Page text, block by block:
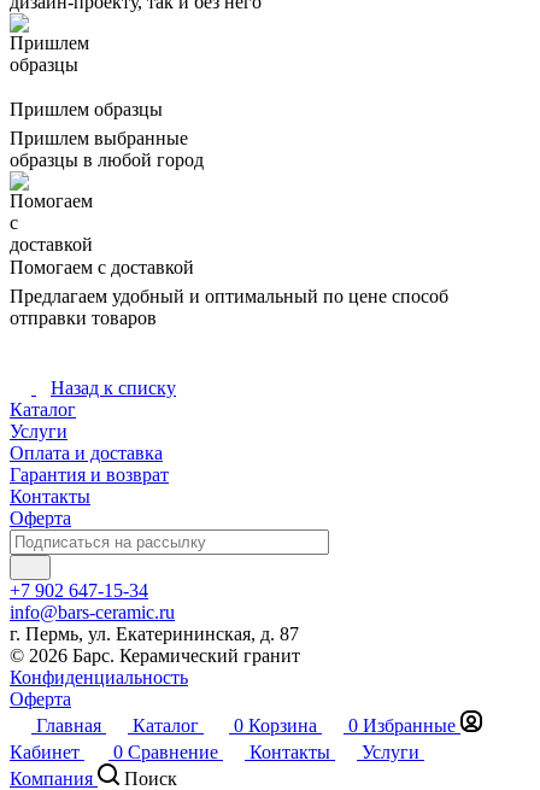
Пришлем образцы
Пришлем выбранные
образцы в любой город
Помогаем с доставкой
Предлагаем удобный и оптимальный по цене способ
отправки товаров
Назад к списку
Каталог
Услуги
Оплата и доставка
Гарантия и возврат
Контакты
Оферта
+7 902 647-15-34
info@bars-ceramic.ru
г. Пермь, ул. Екатерининская, д. 87
© 2026 Барс. Керамический гранит
Конфиденциальность
Оферта
Главная
Каталог 0 Корзина 0 Избранные
Кабинет
0 Сравнение Контакты
Услуги
Компания
Поиск